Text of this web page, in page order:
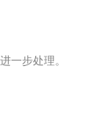
一步处理。